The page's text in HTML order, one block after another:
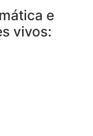
e
vivos: